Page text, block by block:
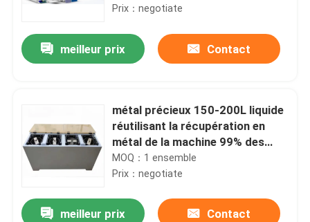
Prix：negotiate
meilleur prix Contact
métal précieux 150-200L liquide
réutilisant la récupération en
métal de la machine 99% des
eaux usées
MOQ：1 ensemble
Prix：negotiate
meilleur prix Contact